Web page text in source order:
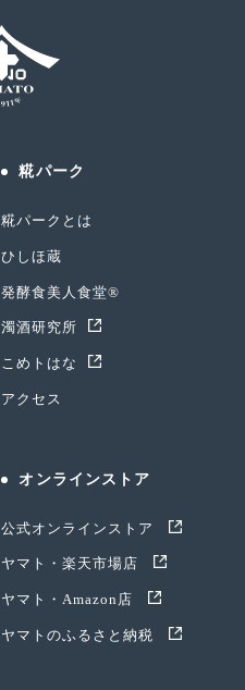
糀パーク
糀パークとは
ひしほ蔵
発酵食美人食堂®
濁酒研究所
こめトはな
アクセス
オンラインストア
公式オンラインストア
ヤマト・楽天市場店
ヤマト・Amazon店
ヤマトのふるさと納税